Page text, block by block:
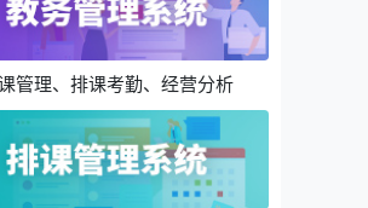
管理、排课考勤、经营分析